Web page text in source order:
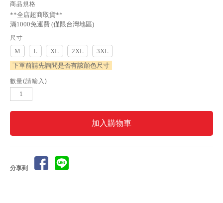
商品規格
**全店超商取貨**
滿1000免運費 (僅限台灣地區)
尺寸
M L XL 2XL 3XL
數量(請輸入)
分享到